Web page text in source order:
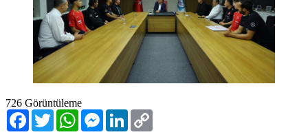
726 Görüntüleme
Facebook
TwitterWhatsAppMessenger
LinkedIn